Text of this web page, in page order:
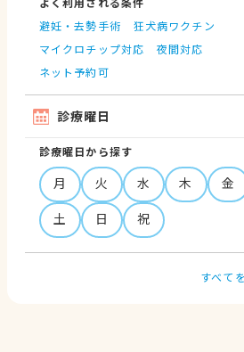
避妊・去勢手術
狂犬病ワクチン
マイクロチップ対応
夜間対応
ネット予約可
診療曜日
診療曜日から探す
月 火 水 木
金
土
日 祝
すべて